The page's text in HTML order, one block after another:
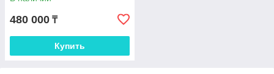
480 000 ₸
Купить